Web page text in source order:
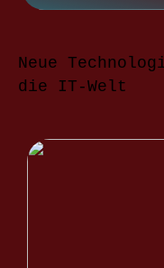
Neue
die IT-Welt